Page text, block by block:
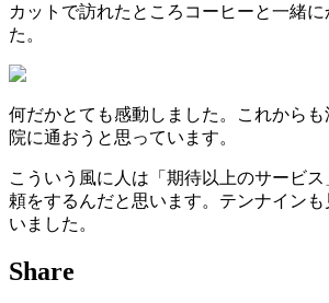
カットで訪れたところコーヒーと一緒
た。
何だかとても感動しました。これから
院に通おうと思っています。
こういう風に人は「期待以上のサービ
頼をするんだと思います。テンナイン
いました。
Share